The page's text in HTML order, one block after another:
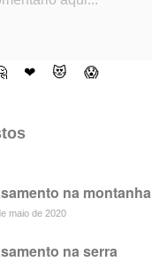
❤ 😻 😱
na montanha
maio de 2020
na serra